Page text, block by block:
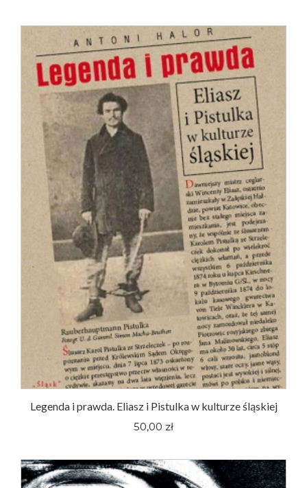
Legenda i prawda. Eliasz i Pistulka w kulturze śląskiej
50,00 zł